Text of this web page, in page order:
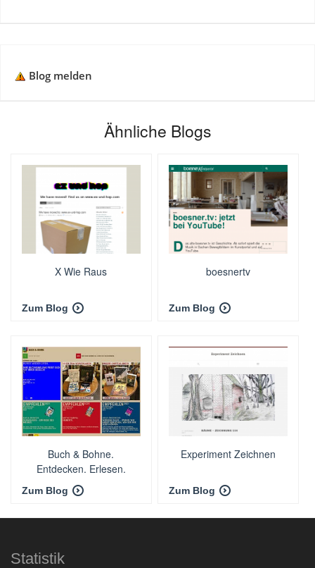
Blog melden
Ähnliche Blogs
X Wie Raus
Zum Blog
boesnertv
Zum Blog
Buch & Bohne.
Entdecken. Erlesen.
Empfehlen.
Zum Blog
Experiment Zeichnen
Zum Blog
Statistik